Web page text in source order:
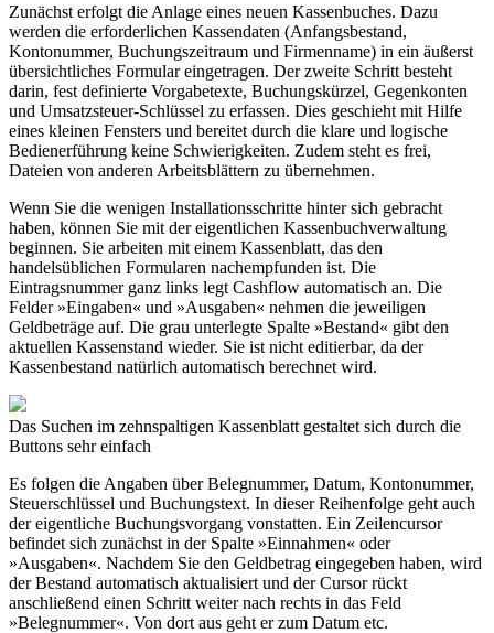
Zunächst erfolgt die Anlage eines neuen Kassenbuches. Dazu
werden die erforderlichen Kassendaten (Anfangsbestand,
Kontonummer, Buchungszeitraum und Firmenname) in ein äußerst
übersichtliches Formular eingetragen. Der zweite Schritt besteht
darin, fest definierte Vorgabetexte, Buchungskürzel, Gegenkonten
und Umsatzsteuer-Schlüssel zu erfassen. Dies geschieht mit Hilfe
eines kleinen Fensters und bereitet durch die klare und logische
Bedienerführung keine Schwierigkeiten. Zudem steht es frei,
Dateien von anderen Arbeitsblättern zu übernehmen.
Wenn Sie die wenigen Installationsschritte hinter sich gebracht
haben, können Sie mit der eigentlichen Kassenbuchverwaltung
beginnen. Sie arbeiten mit einem Kassenblatt, das den
handelsüblichen Formularen nachempfunden ist. Die
Eintragsnummer ganz links legt Cashflow automatisch an. Die
Felder »Eingaben« und »Ausgaben« nehmen die jeweiligen
Geldbeträge auf. Die grau unterlegte Spalte »Bestand« gibt den
aktuellen Kassenstand wieder. Sie ist nicht editierbar, da der
Kassenbestand natürlich automatisch berechnet wird.
Das Suchen im zehnspaltigen Kassenblatt gestaltet sich durch die
Buttons sehr einfach
Es folgen die Angaben über Belegnummer, Datum, Kontonummer,
Steuerschlüssel und Buchungstext. In dieser Reihenfolge geht auch
der eigentliche Buchungsvorgang vonstatten. Ein Zeilencursor
befindet sich zunächst in der Spalte »Einnahmen« oder
»Ausgaben«. Nachdem Sie den Geldbetrag eingegeben haben, wird
der Bestand automatisch aktualisiert und der Cursor rückt
anschließend einen Schritt weiter nach rechts in das Feld
»Belegnummer«. Von dort aus geht er zum Datum etc.